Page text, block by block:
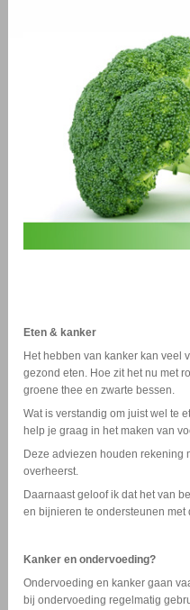
Eten & kanker
Het hebben van kanker kan veel
gezond eten. Hoe zit het nu met
groene thee en zwarte bessen.
Wat is verstandig om juist wel te
help je graag in het maken van
Deze adviezen houden rekening
overheerst.
Daarnaast geloof ik dat het van
en bijnieren te ondersteunen met
Kanker en ondervoeding?
Ondervoeding en kanker gaan
bij ondervoeding regelmatig